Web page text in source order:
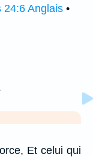
24:6 Anglais •
Et celui qui